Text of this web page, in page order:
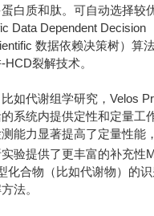
白质和肽。可自动选择较
Data Dependent Decision
数据依赖决策树）算
裂解技术。
如代谢组学研究，Velos
系统内提供定性和定量工
能力显著提高了定量性能
验提供了更丰富的补充性
化合物（比如代谢物）的
法。